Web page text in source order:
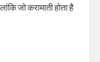
जो करामाती होता है